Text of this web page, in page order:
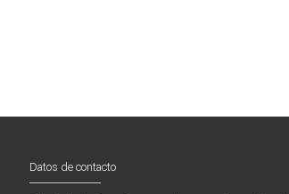
Datos de contacto